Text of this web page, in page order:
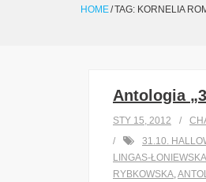
HOME/TAG: KORNELIA
Antologia
STY 15, 2012
31.10.
LINGAS-ŁONIEWSKA
RYBKOWSKA